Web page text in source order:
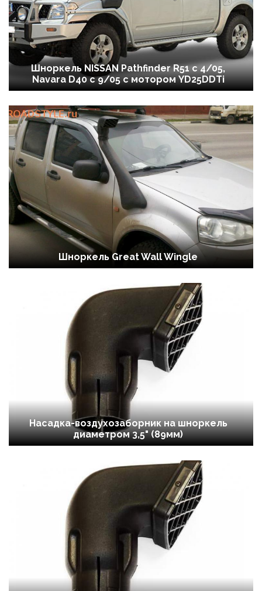
Шноркель NISSAN Pathfinder R51 c 4/05,
Navara D40 c 9/05 с мотором YD25DDTi
Шноркель Great Wall Wingle
Насадка-воздухозаборник на шноркель
диаметром 3,5" (89мм)